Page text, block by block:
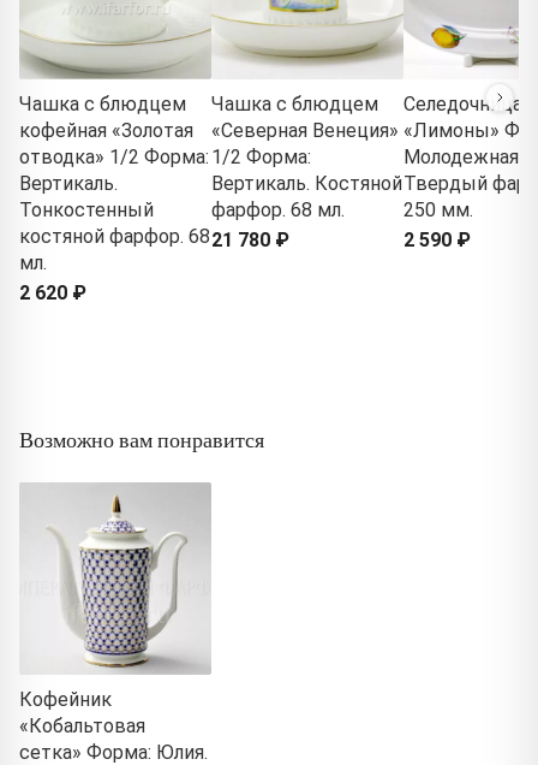
Чашка с блюдцем
кофейная «Золотая
отводка» 1/2 Форма:
Вертикаль.
Тонкостенный
костяной фарфор. 68
мл.
2 620 ₽
Чашка с блюдцем
«Северная Венеция»
1/2 Форма:
Вертикаль. Костяной
фарфор. 68 мл.
21 780 ₽
Селедочница
«Лимоны»
Молодежная.
Твердый
250 мм.
2 590 ₽
Возможно вам понравится
Кофейник
«Кобальтовая
сетка» Форма: Юлия.